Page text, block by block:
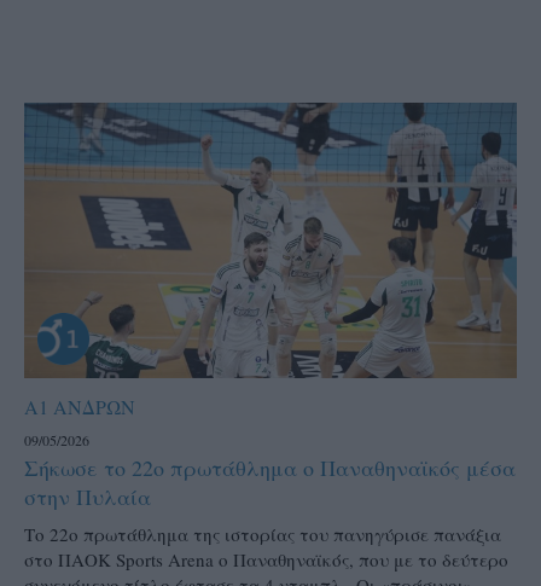
Α1 ΑΝΔΡΩΝ
09/05/2026
Σήκωσε το 22ο πρωτάθλημα ο Παναθηναϊκός μέσα
στην Πυλαία
Το 22ο πρωτάθλημα της ιστορίας του πανηγύρισε πανάξια
στο ΠΑΟΚ Sports Arena ο Παναθηναϊκός, που με το δεύτερο